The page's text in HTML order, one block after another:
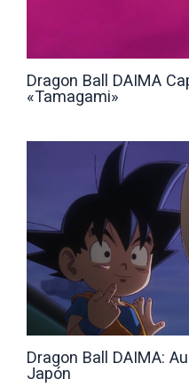
Dragon Ball DAIMA
«Tamagami»
Dragon Ball DAIMA:
Japón